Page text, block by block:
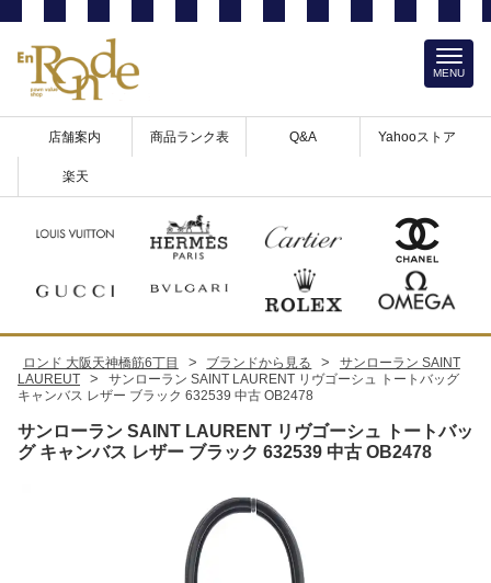
店舗案内 商品ランク表 Q&A Yahooストア
楽天
MENU
ロンド 大阪天神橋筋6丁目 > ブランドから見る >
サンローラン SAINT
LAUREUT
>
サンローラン SAINT LAURENT リヴゴーシュ トートバッグ
キャンバス レザー ブラック 632539 中古 OB2478
サンローラン SAINT LAURENT リヴゴーシュ トートバッ
グ キャンバス レザー ブラック 632539 中古 OB2478